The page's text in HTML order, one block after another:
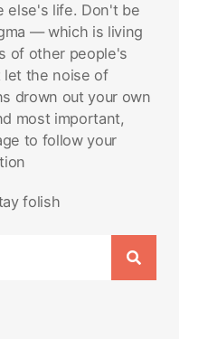
else's life. Don't be
— which is living
of other people's
the noise of
drown out your own
most important,
to follow your
folish